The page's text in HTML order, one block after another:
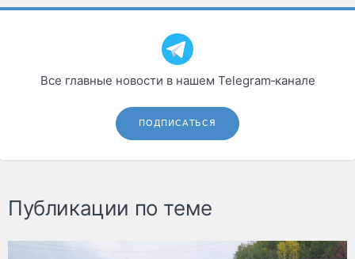
Все главные новости в нашем Telegram‑канале
ПОДПИСАТЬСЯ
Публикации по теме